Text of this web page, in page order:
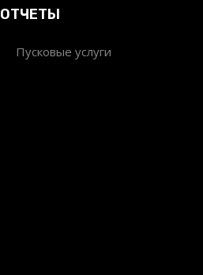
ОТЧЕТЫ
Пусковые услуги